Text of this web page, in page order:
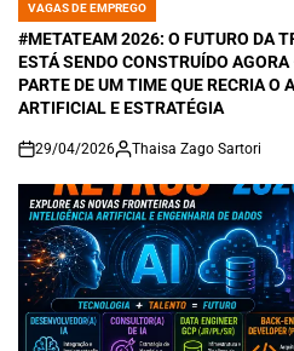
POSTED
IN
VAGAS DE EMPREGO
#METATEAM 2026: O FUTURO DA
ESTÁ SENDO CONSTRUÍDO
PARTE DE UM TIME QUE RECRIA
ARTIFICIAL E ESTRATÉGIA
on
29/04/2026 Thaisa Zago Sartori